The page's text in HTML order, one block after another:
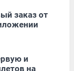
заказ от
и
на